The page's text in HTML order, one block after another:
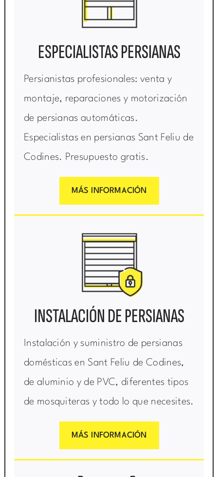
ESPECIALISTAS PERSIANAS
Persianistas profesionales: venta y
montaje, reparaciones y motorización
de persianas automáticas.
Especialistas en persianas Sant Feliu de
Codines. Presupuesto gratis.
MÁS INFORMACIÓN
INSTALACIÓN DE PERSIANAS
Instalación y suministro de persianas
domésticas en Sant Feliu de Codines,
de aluminio y de PVC, diferentes tipos
de mosquiteras y todo lo que necesites.
MÁS INFORMACIÓN